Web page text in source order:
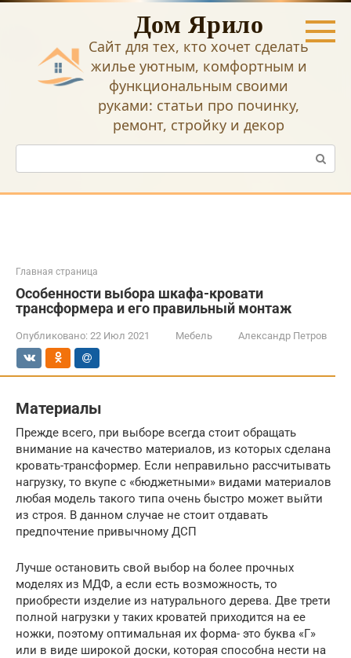
Перейти
Дом Ярило
Сайт для тех, кто хочет сделать
жилье уютным, комфортным и
функциональным своими
руками: статьи про починку,
ремонт, стройку и декор
Поиск:
Главная страница
Особенности выбора шкафа-кровати
трансформера и его правильный монтаж
Опубликовано: 22 Июл 2021 Мебель Александр Петров
Материалы
Прежде всего, при выборе всегда стоит обращать
внимание на качество материалов, из которых сделана
кровать-трансформер. Если неправильно рассчитывать
нагрузку, то вкупе с «бюджетными» видами материалов
любая модель такого типа очень быстро может выйти
из строя. В данном случае не стоит отдавать
предпочтение привычному ДСП
Лучше остановить свой выбор на более прочных
моделях из МДФ, а если есть возможность, то
приобрести изделие из натурального дерева. Две трети
полной нагрузки у таких кроватей приходится на ее
ножки, поэтому оптимальная их форма- это буква «Г»
или в виде широкой доски, которая способна нести на